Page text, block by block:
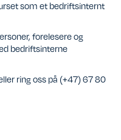
som et bedriftsinternt
forelesere og
bedriftsinterne
ring oss på (+47) 67 80